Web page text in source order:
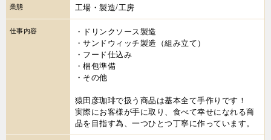
業態 工場・製造/工房
仕事内容
・ドリンクソース製造
・サンドウィッチ製造（組み立て）
・フード仕込み
・梱包準備
・その他
猿田彦珈琲で扱う商品は基本全て手作りです！
実際にお客様が手に取り、食べて幸せになれる商
品を目指す為、一つひとつ丁寧に作っています。